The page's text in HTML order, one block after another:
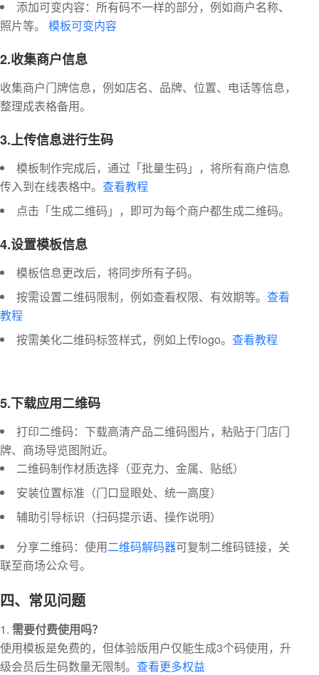
添加可变内容：所有码不一样的部分，例如商户名称、
照片等。 模板可变内容
2.收集商户信息
收集商户门牌信息，例如店名、品牌、位置、电话等信息，
整理成表格备用。
3.上传信息进行生码
模板制作完成后，通过「批量生码」，将所有商户信息
传入到在线表格中。 查看教程
点击「生成二维码」，即可为每个商户都生成二维码。
4.设置模板信息
模板信息更改后，将同步所有子码。
按需设置二维码限制，例如查看权限、有效期等。 查看
教程
按需美化二维码标签样式，例如上传logo。 查看教程
5.下载应用二维码
打印二维码：下载高清产品二维码图片，粘贴于门店门
牌、商场导览图附近。
二维码制作材质选择（亚克力、金属、贴纸）
安装位置标准（门口显眼处、统一高度）
辅助引导标识（扫码提示语、操作说明）
分享二维码：使用二维码解码器可复制二维码链接，关
联至商场公众号。
四、常见问题
需要付费使用吗？
使用模板是免费的，但体验版用户仅能生成3个码使用，升
级会员后生码数量无限制。 查看更多权益